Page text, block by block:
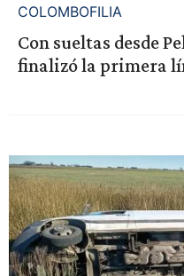
COLOMBOFILIA
Con sueltas desde
finalizó la primera